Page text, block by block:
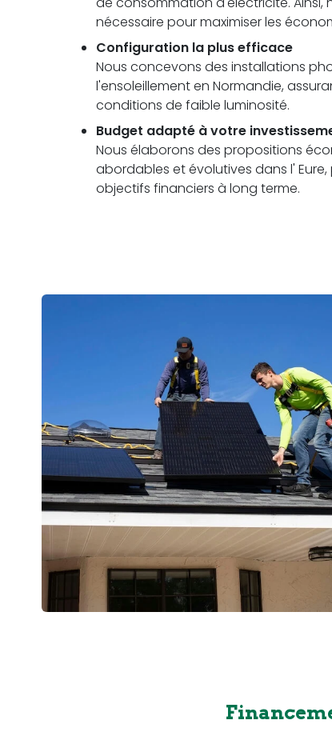
nécessaire pour maximiser les
Configuration la plus efficace
Nous concevons des installations
l'ensoleillement en Normandie,
conditions de faible luminosité.
Budget adapté à votre
Nous élaborons des propositions
abordables et évolutives dans l'
objectifs financiers à long terme.